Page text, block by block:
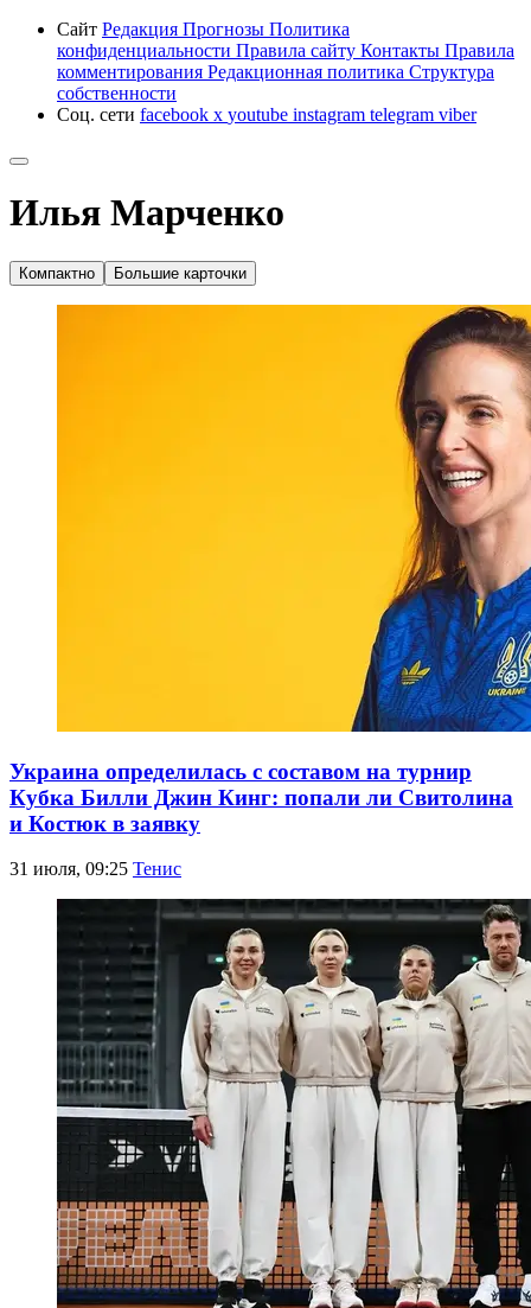
Сайт Редакция Прогнозы Политика
конфиденциальности Правила сайту Контакты Правила
комментирования Редакционная политика Структура
собственности
Соц. сети facebook x youtube instagram telegram viber
Илья Марченко
Компактно Большие карточки
Украина определилась с составом на турнир
Кубка Билли Джин Кинг: попали ли Свитолина
и Костюк в заявку
31 июля, 09:25 Тенис